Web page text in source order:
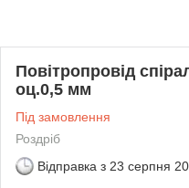
Повітропровід
оц.0,5 мм
Під замовлення
Роздріб
Відправка з 23 серпня